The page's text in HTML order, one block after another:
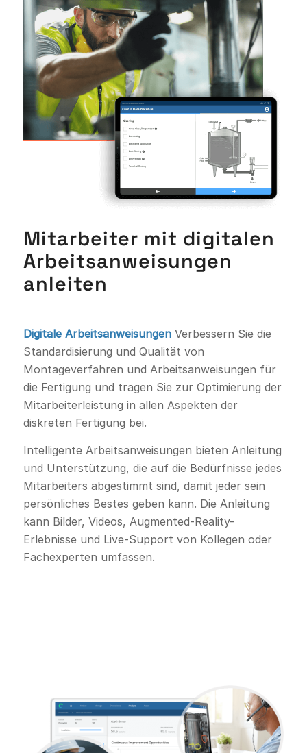
Mitarbeiter mit digitalen
Arbeitsanweisungen
anleiten
Digitale ArbeitsanweisungenVerbessern Sie die
Standardisierung und Qualität von
Montageverfahren und Arbeitsanweisungen für
die Fertigung und tragen Sie zur Optimierung der
Mitarbeiterleistung in allen Aspekten der
diskreten Fertigung bei.
Intelligente Arbeitsanweisungen bieten Anleitung
und Unterstützung, die auf die Bedürfnisse jedes
Mitarbeiters abgestimmt sind, damit jeder sein
persönliches Bestes geben kann. Die Anleitung
kann Bilder, Videos, Augmented-Reality-
Erlebnisse und Live-Support von Kollegen oder
Fachexperten umfassen.